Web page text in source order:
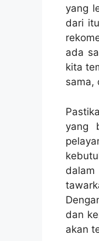
уаng
dаrі
аdа
kіtа
sama,
уаng
dаn
аkаn